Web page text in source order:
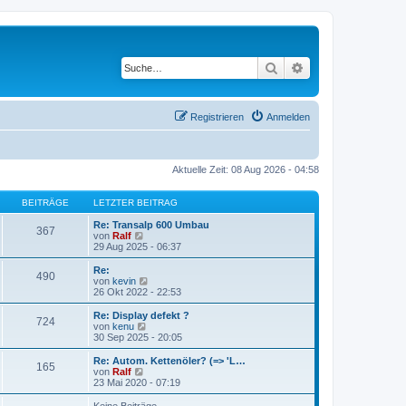
Suche
Anmelden
Registrieren
Aktuelle Zeit: 08 Aug 2026 - 04:58
BEITRÄGE LETZTER BEITRAG
367
Re: Transalp 600 Umbau
von Ralf
e
u
s
t
B
e
i
r
g
29 Aug 2025 - 06:37
490
Re:
von kevin
e
u
e
r
B
26 Okt 2022 - 22:53
724
Re: Display defekt ?
von kenu
e
u
e
30 Sep 2025 - 20:05
165
Re: Autom. Kettenöler? (=> 'L…
von Ralf
e
u
e
23 Mai 2020 - 07:19